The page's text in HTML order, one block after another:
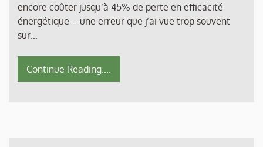
encore coûter jusqu’à 45% de perte en efficacité
énergétique – une erreur que j’ai vue trop souvent
sur…
Continue Reading....